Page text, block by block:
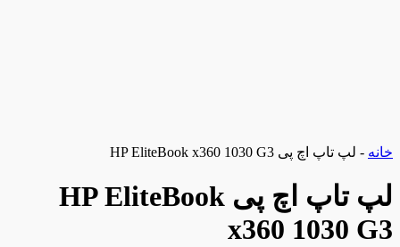
خانه - لپ تاپ اچ پی HP EliteBook x360 1030 G3
لپ تاپ اچ پی HP EliteBook
x360 1030 G3